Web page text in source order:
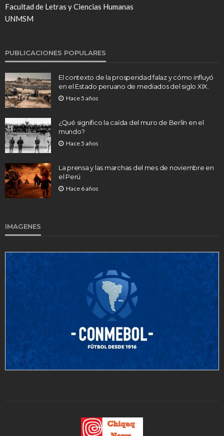
Facultad de Letras y Ciencias Humanas
UNMSM
PUBLICACIONES POPULARES
El contexto de la prosperidad falaz y cómo influyó
en el Estado peruano de mediados del siglo XIX.
Hace 5 años
¿Qué significo la caída del muro de Berlín en el
mundo?
Hace 5 años
La prensa y las marchas del mes de noviembre en
el Perú
Hace 6 años
IMAGENES